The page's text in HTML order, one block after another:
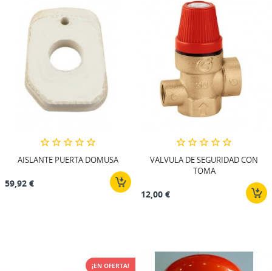
AISLANTE PUERTA DOMUSA
59,92 €
VALVULA DE SEGURIDAD CON
TOMA
12,00 €
¡EN OFERTA!